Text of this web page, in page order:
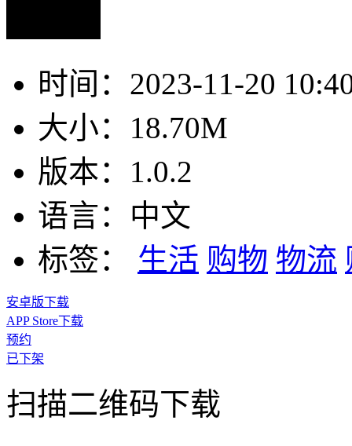
时间： 2023-11-20
大小： 18.70M
版本： 1.0.2
语言： 中文
标签：
生活 购物 物流
安卓版下载
APP Store下载
预约
已下架
扫描二维码下载